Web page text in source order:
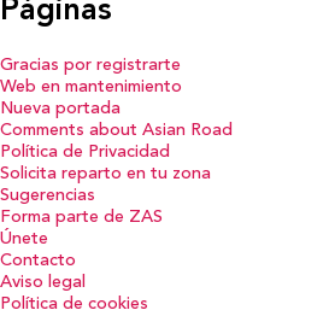
Páginas
Gracias por registrarte
Web en mantenimiento
Nueva portada
Comments about Asian Road
Política de Privacidad
Solicita reparto en tu zona
Sugerencias
Forma parte de ZAS
Únete
Contacto
Aviso legal
Política de cookies